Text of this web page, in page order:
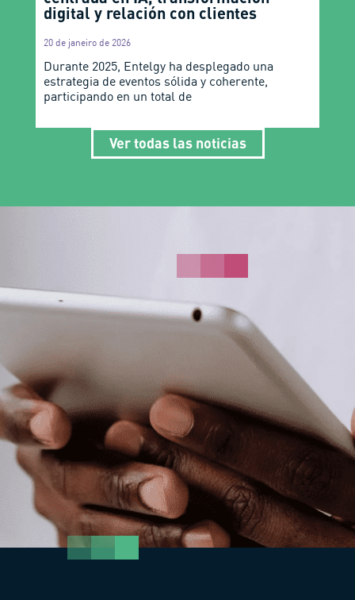
digital y relación con clientes
20 de janeiro de 2026
Durante 2025, Entelgy ha desplegado una
estrategia de eventos sólida y coherente,
participando en un total de
Ver todas las noticias